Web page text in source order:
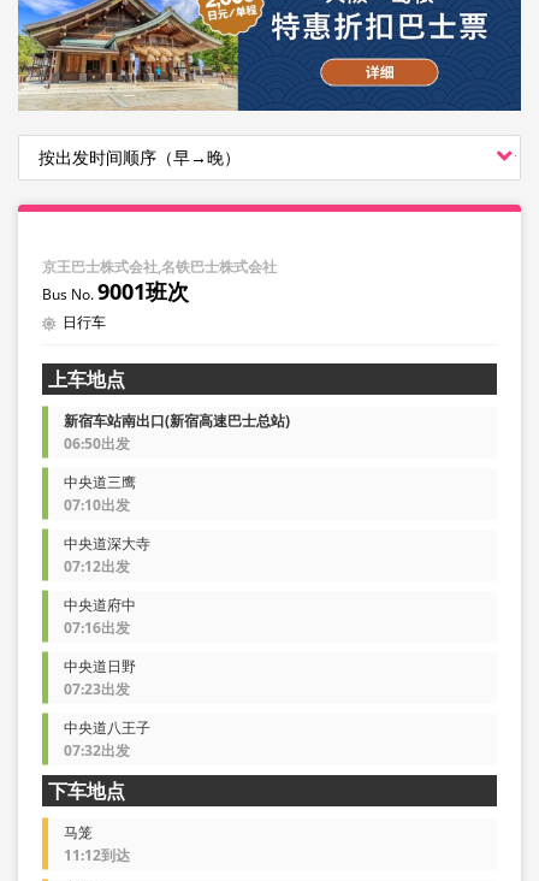
京王巴士株式会社,名铁巴士株式会社
9001班次
日行车
上车地点
新宿车站南出口(新宿高速巴士总站)
06:50出发
中央道三鹰
07:10出发
中央道深大寺
07:12出发
中央道府中
07:16出发
中央道日野
07:23出发
中央道八王子
07:32出发
下车地点
马笼
11:12到达